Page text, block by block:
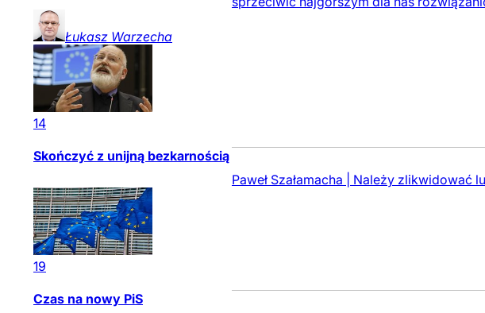
Łukasz Warzecha
14
Skończyć z unijną bezkarnością
Paweł Szałamacha | Należy
19
Czas na nowy PiS